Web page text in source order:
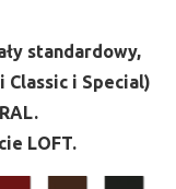
standardowy,
i Special)
LOFT.